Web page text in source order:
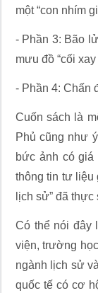
một “con nhím
- Phần 3: Bão
mưu đồ “cối
- Phần 4: Chấn
Cuốn sách là
Phủ cũng như
bức ảnh có
thông tin tư liệu
lịch sử” đã
Có thể nói đây
viện, trường
ngành lịch sử
quốc tế có cơ